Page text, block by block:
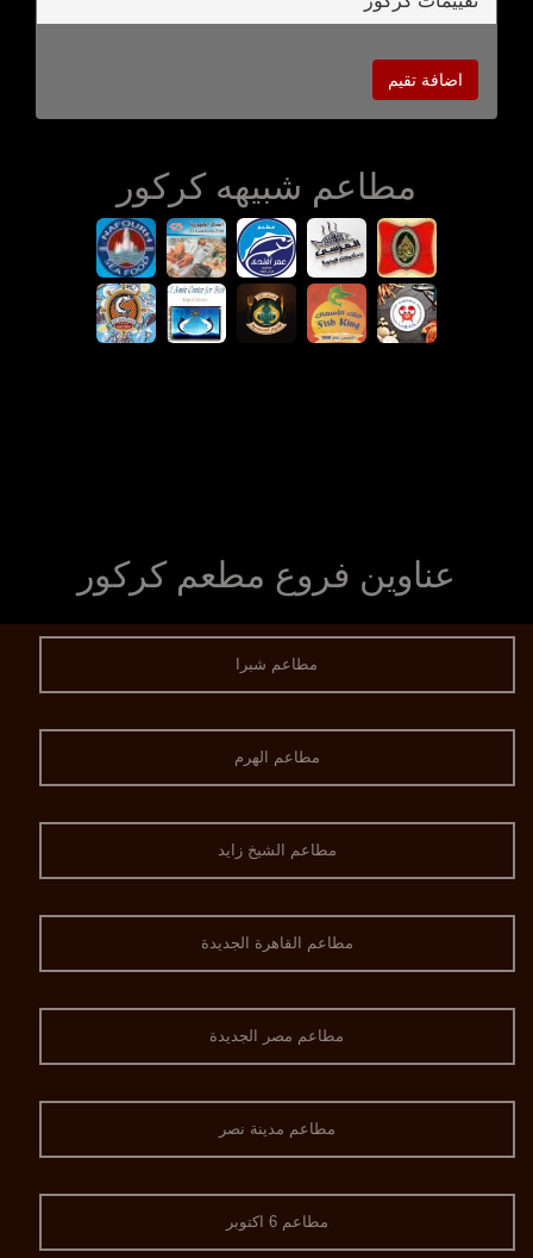
اضافة تقيم
مطاعم شبيهه كركور
عناوين فروع مطعم كركور
مطاعم شبرا
مطاعم الهرم
مطاعم الشيخ زايد
مطاعم القاهرة الجديدة
مطاعم مصر الجديدة
مطاعم مدينة نصر
مطاعم 6 اكتوبر